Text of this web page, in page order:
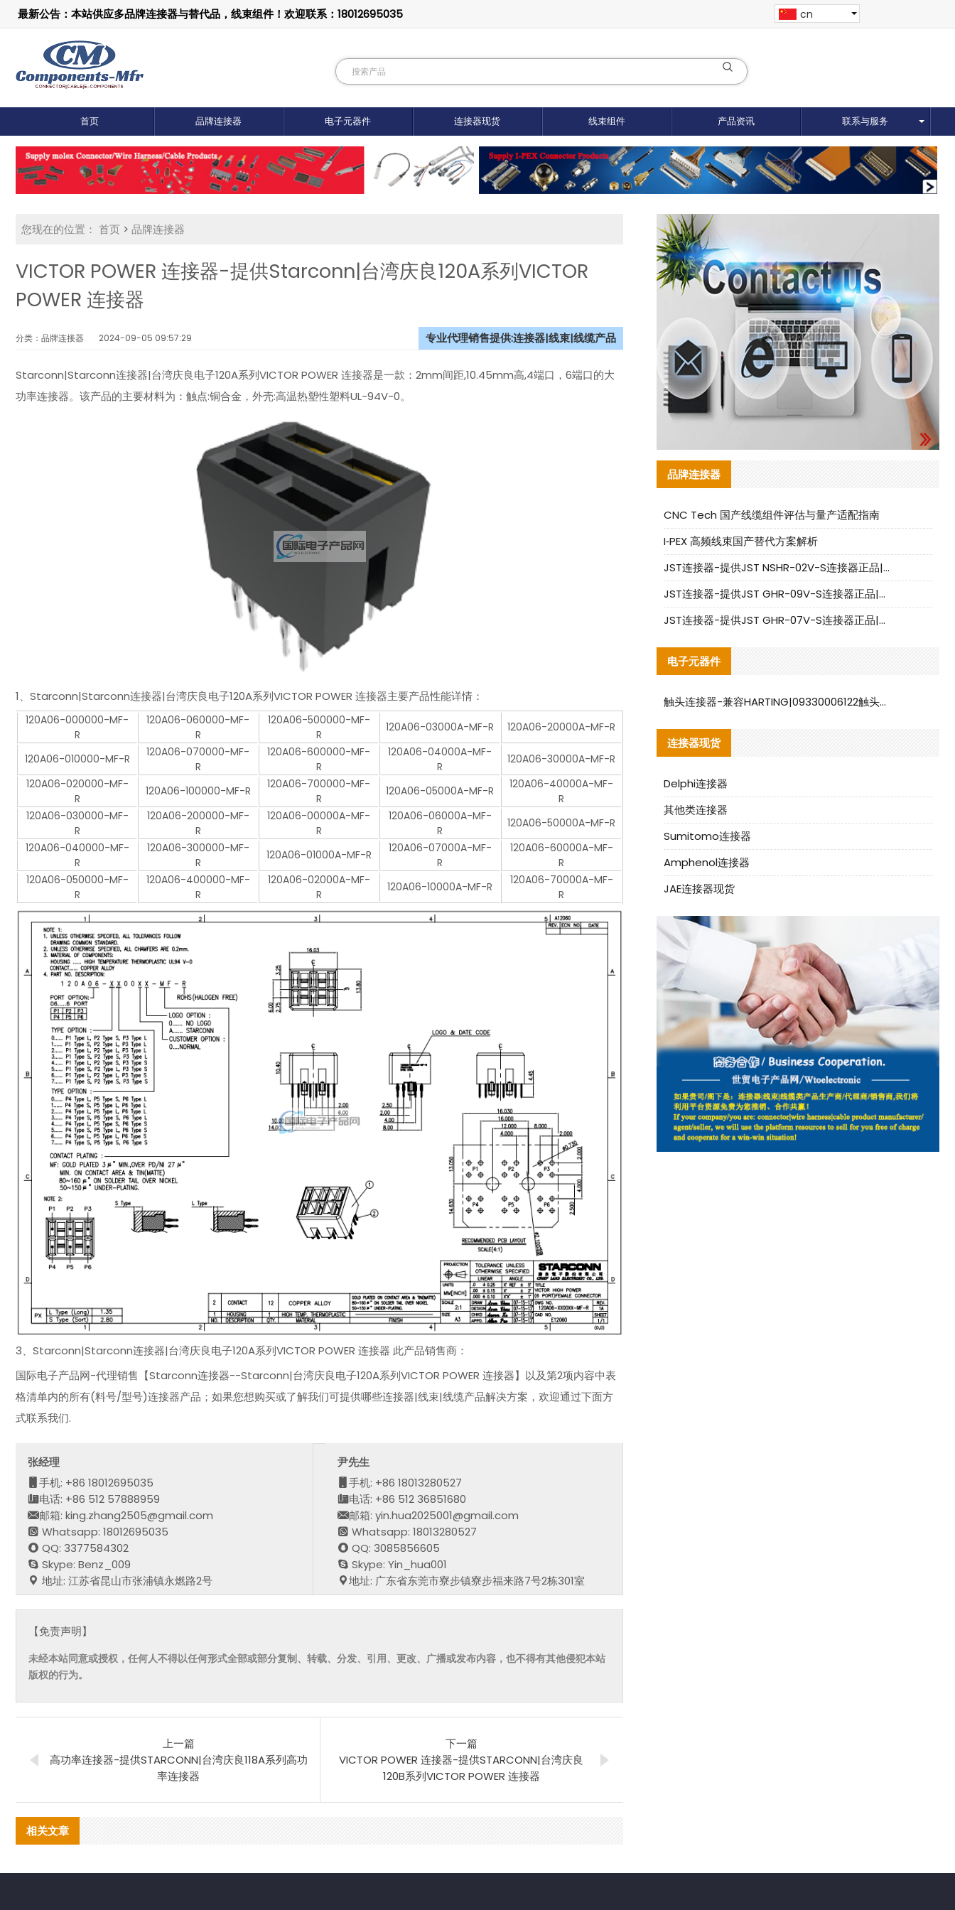
最新公告：本站供应多品牌连接器与替代品，线束组件！欢迎联系：18012695035 cn
首页 品牌连接器 电子元器件 连接器现货 线束组件 产品资讯 联系与服务
您现在的位置： 首页 > 品牌连接器
VICTOR POWER 连接器-提供Starconn|台湾庆良120A系列VICTOR
POWER 连接器
分类：品牌连接器 2024-09-05 09:57:29 专业代理销售提供:连接器|线束|线缆产品
Starconn|Starconn连接器|台湾庆良电子120A系列VICTOR POWER 连接器是一款：2mm间距,10.45mm高,4端口，6端口的大
功率连接器。该产品的主要材料为：触点:铜合金，外壳:高温热塑性塑料UL-94V-0。
1、Starconn|Starconn连接器|台湾庆良电子120A系列VICTOR POWER 连接器主要产品性能详情：
120A06-000000-MF-
R
120A06-060000-MF-
R
120A06-500000-MF-
R
120A06-03000A-MF-R 120A06-20000A-MF-R
120A06-010000-MF-R
120A06-070000-MF-
R
120A06-600000-MF-
R
120A06-04000A-MF-
R
120A06-30000A-MF-R
120A06-020000-MF-
R
120A06-100000-MF-R
120A06-700000-MF-
R
120A06-05000A-MF-R
120A06-40000A-MF-
R
120A06-030000-MF-
R
120A06-200000-MF-
R
120A06-00000A-MF-
R
120A06-06000A-MF-
R
120A06-50000A-MF-R
120A06-040000-MF-
R
120A06-300000-MF-
R
120A06-01000A-MF-R
120A06-07000A-MF-
R
120A06-60000A-MF-
R
120A06-050000-MF-
R
120A06-400000-MF-
R
120A06-02000A-MF-
R
120A06-10000A-MF-R
120A06-70000A-MF-
R
3、Starconn|Starconn连接器|台湾庆良电子120A系列VICTOR POWER 连接器 此产品销售商：
国际电子产品网-代理销售【Starconn连接器--Starconn|台湾庆良电子120A系列VICTOR POWER 连接器】以及第2项内容中表
格清单内的所有(料号/型号)连接器产品；如果您想购买或了解我们可提供哪些连接器|线束|线缆产品解决方案，欢迎通过下面方
式联系我们.
张经理
手机: +86 18012695035
电话: +86 512 57888959
邮箱: king.zhang2505@gmail.com
Whatsapp: 18012695035
QQ: 3377584302
Skype: Benz_009
地址: 江苏省昆山市张浦镇永燃路2号
尹先生
手机: +86 18013280527
电话: +86 512 36851680
邮箱: yin.hua2025001@gmail.com
Whatsapp: 18013280527
QQ: 3085856605
Skype: Yin_hua001
地址: 广东省东莞市寮步镇寮步福来路7号2栋301室
【免责声明】
未经本站同意或授权，任何人不得以任何形式全部或部分复制、转载、分发、引用、更改、广播或发布内容，也不得有其他侵犯本站
版权的行为。
上一篇
高功率连接器-提供STARCONN|台湾庆良118A系列高功
率连接器
下一篇
VICTOR POWER 连接器-提供STARCONN|台湾庆良
120B系列VICTOR POWER 连接器
相关文章
品牌连接器
CNC Tech 国产线缆组件评估与量产适配指南
I‑PEX 高频线束国产替代方案解析
JST连接器-提供JST NSHR-02V-S连接器正品|替代品
JST连接器-提供JST GHR-09V-S连接器正品|替代品
JST连接器-提供JST GHR-07V-S连接器正品|替代品
电子元器件
触头连接器-兼容HARTING|09330006122触头连接器替代品说明
连接器现货
Delphi连接器
其他类连接器
Sumitomo连接器
Amphenol连接器
JAE连接器现货